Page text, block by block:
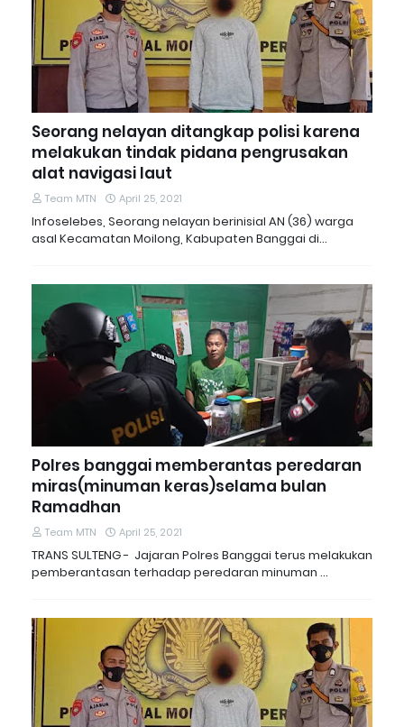
Seorang nelayan ditangkap polisi karena
melakukan tindak pidana pengrusakan
alat navigasi laut
Team MTN April 25, 2021
Infoselebes, Seorang nelayan berinisial AN (36) warga
asal Kecamatan Moilong, Kabupaten Banggai di…
Polres banggai memberantas peredaran
miras(minuman keras)selama bulan
Ramadhan
Team MTN April 25, 2021
TRANS SULTENG - Jajaran Polres Banggai terus melakukan
pemberantasan terhadap peredaran minuman …